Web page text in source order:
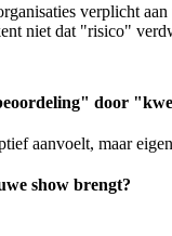
verplicht aan
niet dat "risico"
door
aanvoelt, maar
show brengt?